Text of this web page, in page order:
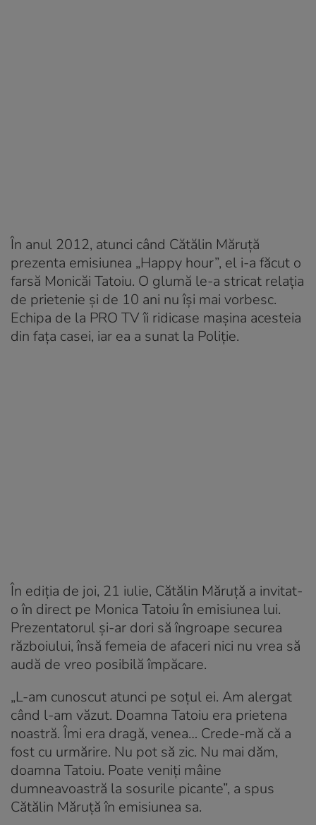
În anul 2012, atunci când Cătălin Măruță
prezenta emisiunea „Happy hour”, el i-a făcut o
farsă Monicăi Tatoiu. O glumă le-a stricat relația
de prietenie și de 10 ani nu își mai vorbesc.
Echipa de la PRO TV îi ridicase mașina acesteia
din fața casei, iar ea a sunat la Poliție.
În ediția de joi, 21 iulie, Cătălin Măruță a invitat-
o în direct pe Monica Tatoiu în emisiunea lui.
Prezentatorul și-ar dori să îngroape securea
războiului, însă femeia de afaceri nici nu vrea să
audă de vreo posibilă împăcare.
„L-am cunoscut atunci pe soțul ei. Am alergat
când l-am văzut. Doamna Tatoiu era prietena
noastră. Îmi era dragă, venea… Crede-mă că a
fost cu urmărire. Nu pot să zic. Nu mai dăm,
doamna Tatoiu. Poate veniți mâine
dumneavoastră la sosurile picante”, a spus
Cătălin Măruță în emisiunea sa.